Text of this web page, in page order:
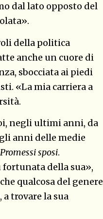
dal lato opposto del
della politica
anche un cuore di
sbocciata ai piedi
«La mia carriera a
negli ultimi anni, da
anni delle medie
Promessi sposi.
della sua»,
qualcosa del genere
trovare la sua